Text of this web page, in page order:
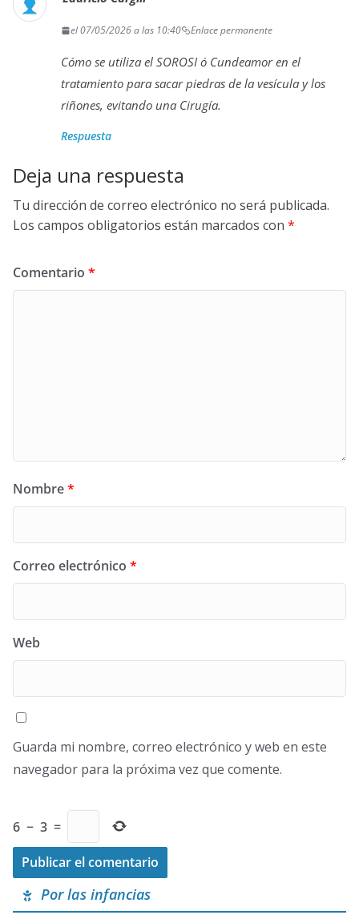
el 07/05/2026 a las 10:40 Enlace permanente
Cómo se utiliza el SOROSI ó Cundeamor en el
tratamiento para sacar piedras de la vesícula y los
riñones, evitando una Cirugía.
Respuesta
Deja una respuesta
Tu dirección de correo electrónico no será publicada.
Los campos obligatorios están marcados con *
Comentario *
Nombre*
Correo electrónico *
Web
Guarda mi nombre, correo electrónico y web en este
navegador para la próxima vez que comente.
6 − 3 =
Por las infancias